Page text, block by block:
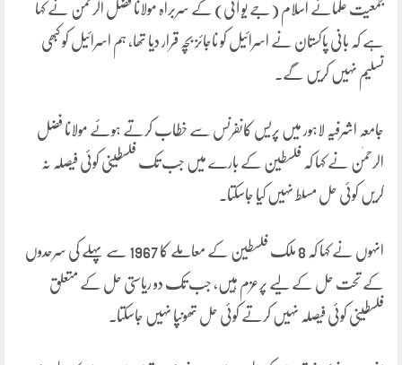
جمعیت علمائے اسلام (جے یو آئی) کے سربراہ مولانا فضل الرحمٰن نے کہا
ہے کہ بانی پاکستان نے اسرائیل کو ناجائز بچہ قرار دیا تھا، ہم اسرائیل کو کبھی
تسلیم نہیں کریں گے۔
جامعہ اشرفیہ لاہور میں پریس کانفرنس سے خطاب کرتے ہوئے مولانا فضل
الرحمٰن نے کہا کہ فلسطین کے بارے میں جب تک فلسطینی کوئی فیصلہ نہ
کریں کوئی حل مسلط نہیں کیا جاسکتا۔
انہوں نے کہا کہ 8 ملک فلسطین کے معاملے کا 1967 سے پہلے کی سرحدوں
کے تحت حل کے لیے پرعزم ہیں، جب تک دو ریاستی حل کے متعلق
فلسطینی کوئی فیصلہ نہیں کرتے کوئی حل تھونپا نہیں جاسکتا۔